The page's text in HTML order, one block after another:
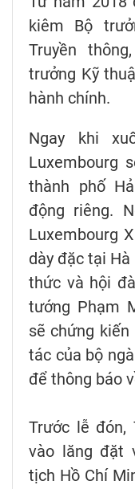
kiêm Bộ
Truyền
trưởng Kỹ
hành chính.
Ngay khi
Luxembourg
thành phố
động riêng.
Luxembourg
dày đặc tại
thức và hội
tướng Phạm
sẽ chứng
tác của bộ
để thông báo
Trước lễ đón,
vào lăng đặt
tịch Hồ Chí